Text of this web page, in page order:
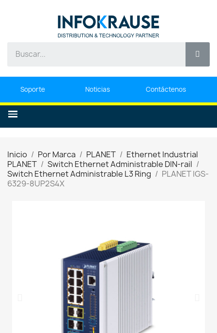
Soporte Noticias Contáctenos
Inicio Por Marca PLANET
Ethernet Industrial
PLANET
Switch Ethernet Administrable DIN-rail
Switch Ethernet Administrable L3 Ring
PLANET IGS-
6329-8UP2S4X